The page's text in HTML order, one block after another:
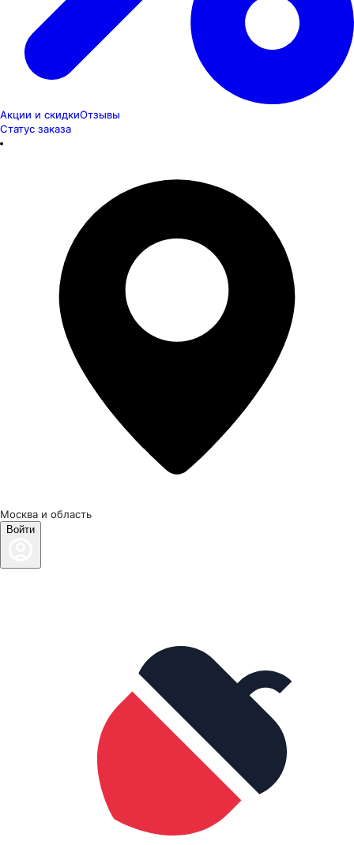
Акции и скидкиОтзывы
Статус заказа
Москва и область
Войти